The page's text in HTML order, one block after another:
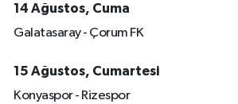
14 Ağustos, Cuma
Galatasaray - Çorum FK
15 Ağustos, Cumartesi
Konyaspor - Rizespor